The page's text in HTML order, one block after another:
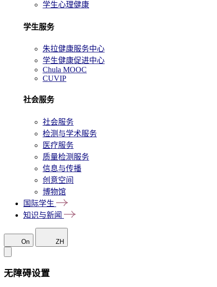
学生心理健康
学生服务
朱拉健康服务中心
学生健康促进中心
Chula MOOC
CUVIP
社会服务
社会服务
检测与学术服务
医疗服务
质量检测服务
信息与传播
创意空间
博物馆
国际学生
知识与新闻
On ZH
无障碍设置